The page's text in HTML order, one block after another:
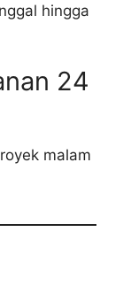
hingga
24
malam